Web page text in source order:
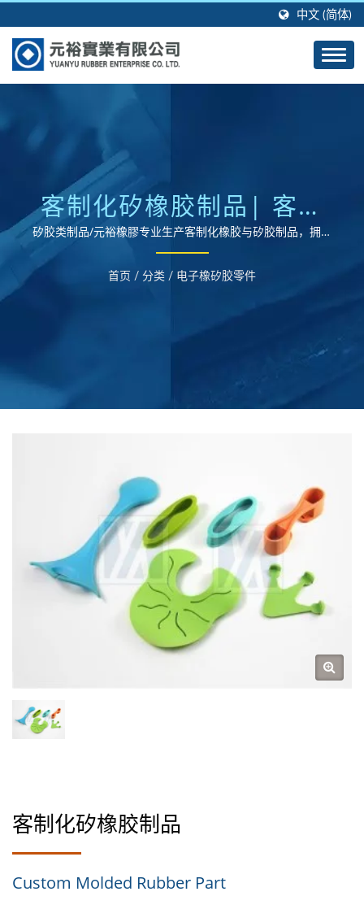
中文 (简体)
客制化矽橡胶制品| 客制
化橡胶制品与矽胶制品成
型代工生产制造
矽胶类制品/元裕橡膠专业生产客制化橡胶与矽胶制品，拥有
四十多年的制造经验及技术。
首页 / 分类 / 电子橡矽胶零件
客制化矽橡胶制品
Custom Molded Rubber Part